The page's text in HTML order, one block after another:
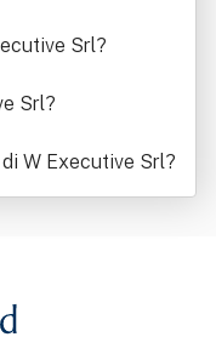
Srl?
Srl?
W Executive Srl?